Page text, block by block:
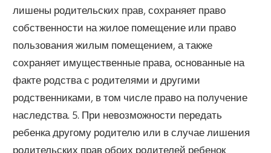
лишены родительских прав, сохраняет право
собственности на жилое помещение или право
пользования жилым помещением, а также
сохраняет имущественные права, основанные на
факте родства с родителями и другими
родственниками, в том числе право на получение
наследства. 5. При невозможности передать
ребенка другому родителю или в случае лишения
родительских прав обоих родителей ребенок